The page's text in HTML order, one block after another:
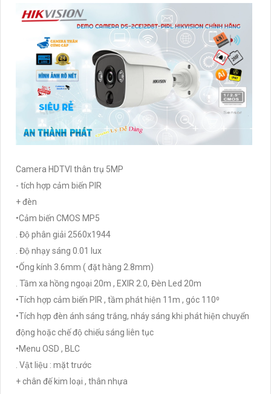
Camera HDTVI thân trụ 5MP
- tích hợp cảm biến PIR
+ đèn
•Cảm biến CMOS MP5
. Độ phân giải 2560x1944
. Độ nhạy sáng 0.01 lux
•Ống kính 3.6mm ( đặt hàng 2.8mm)
. Tầm xa hồng ngoại 20m , EXIR 2.0, Đèn Led 20m
•Tích hợp cảm biến PIR , tầm phát hiện 11m , góc 110⁰
•Tích hợp đèn ánh sáng trắng, nháy sáng khi phát hiện chuyển
động hoặc chế độ chiếu sáng liên tục
•Menu OSD , BLC
. Vật liệu : mặt trước
+ chân đế kim loại , thân nhựa